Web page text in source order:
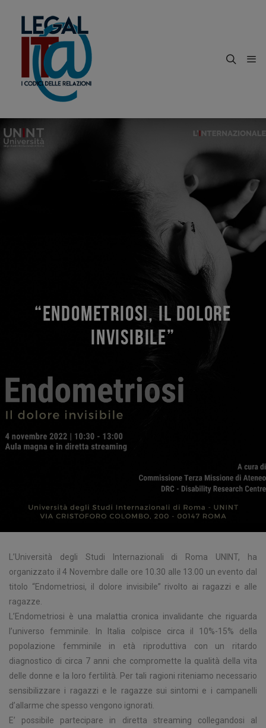
“ENDOMETRIOSI, IL DOLORE
INVISIBILE”
L’Università degli Studi Internazionali di Roma UNINT, ha
organizzato il 4 Novembre dalle ore 10.30 alle 13.00 un evento dal
titolo “Endometriosi, il dolore invisibile” rivolto ai ragazzi e alle
ragazze.
L’Endometriosi è una malattia cronica invalidante che riguarda
l’universo femminile. In Italia colpisce circa il 10%-15% della
popolazione femminile in età riproduttiva con un ritardo
diagnostico di circa 7 anni che compromette la qualità della vita
delle donne e la loro fertilità. Per tali ragioni riteniamo necessario
sensibilizzare i ragazzi e le ragazze sui sintomi e i campanelli
d’allarme che spesso vengono ignorati.
E’ possibile partecipare in diretta streaming collegandosi al